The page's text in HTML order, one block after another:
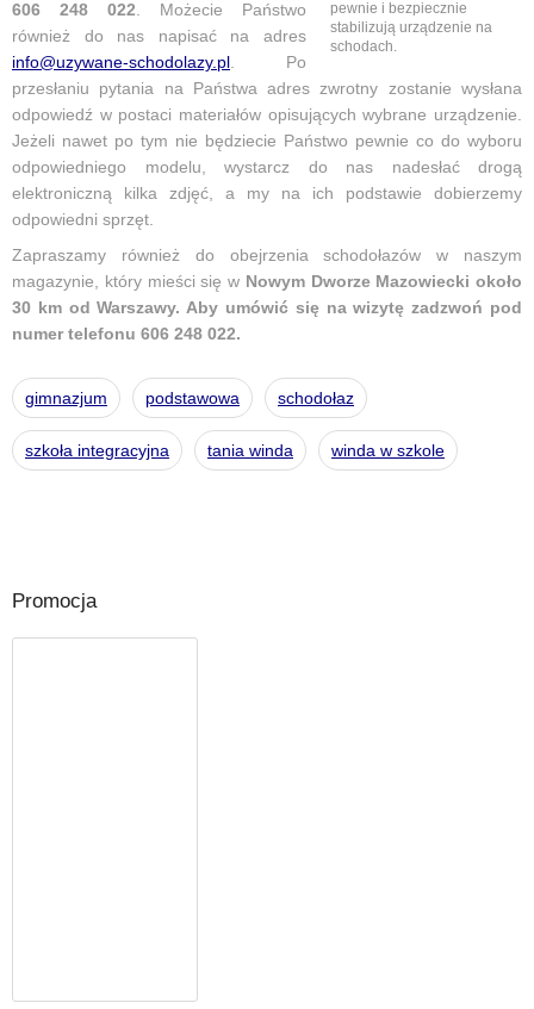
pewnie i bezpiecznie
stabilizują urządzenie na
schodach.
606 248 022 . Możecie Państwo
również do nas napisać na adres
info@uzywane-schodolazy.pl . Po
przesłaniu pytania na Państwa adres zwrotny zostanie wysłana
odpowiedź w postaci materiałów opisujących wybrane urządzenie.
Jeżeli nawet po tym nie będziecie Państwo pewnie co do wyboru
odpowiedniego modelu, wystarcz do nas nadesłać drogą
elektroniczną kilka zdjęć, a my na ich podstawie dobierzemy
odpowiedni sprzęt.
Zapraszamy również do obejrzenia schodołazów w naszym
magazynie, który mieści się w Nowym Dworze Mazowiecki około
30 km od Warszawy. Aby umówić się na wizytę zadzwoń pod
numer telefonu 606 248 022.
gimnazjum podstawowa schodołaz
szkoła integracyjna tania winda winda w szkole
Promocja